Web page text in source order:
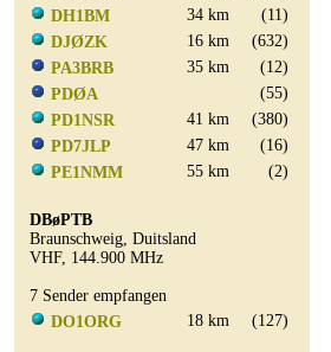
DH1BM
34 km
(11)
DJØZK
16 km
(632)
PA3BRB
35 km
(12)
PDØA
(55)
PD1NSR
41 km
(380)
PD7JLP
47 km
(16)
PE1NMM
55 km (2)
DBøPTB
Braunschweig, Duitsland
VHF, 144.900 MHz
7 Sender empfangen
DO1ORG
18 km (127)